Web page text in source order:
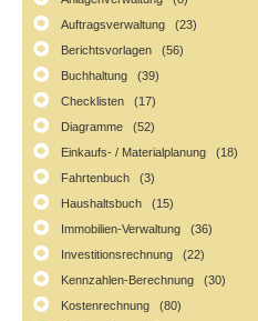
Auftragsverwaltung (23)
Berichtsvorlagen (56)
Buchhaltung (39)
Checklisten (17)
Diagramme (52)
Einkaufs- / Materialplanung (18)
Fahrtenbuch (3)
Haushaltsbuch (15)
Immobilien-Verwaltung (36)
Investitionsrechnung (22)
Kennzahlen-Berechnung (30)
Kostenrechnung (80)